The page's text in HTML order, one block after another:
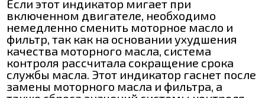
Если этот индикатор мигает при
включенном двигателе, необходимо
немедленно сменить моторное масло и
фильтр, так как на основании ухудшения
качества моторного масла, система
контроля рассчитала сокращение срока
службы масла. Этот индикатор гаснет после
замены моторного масла и фильтра, а